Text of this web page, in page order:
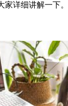
详细讲解一下。